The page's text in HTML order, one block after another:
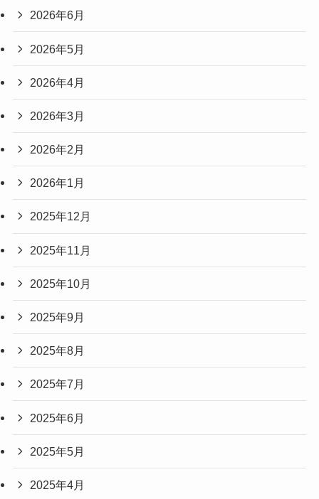
2026年6月
2026年5月
2026年4月
2026年3月
2026年2月
2026年1月
2025年12月
2025年11月
2025年10月
2025年9月
2025年8月
2025年7月
2025年6月
2025年5月
2025年4月